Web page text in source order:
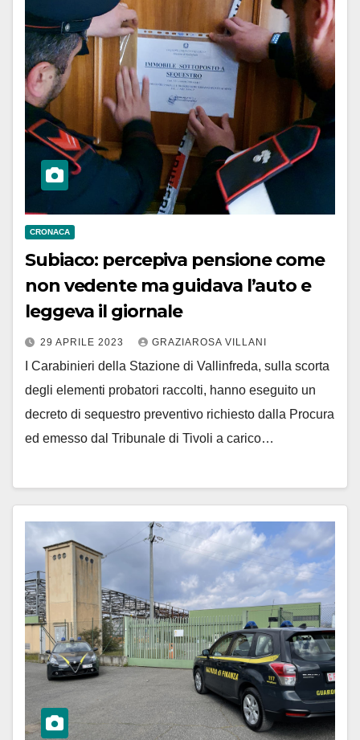
CRONACA
Subiaco: percepiva pensione come
non vedente ma guidava l’auto e
leggeva il giornale
29 APRILE 2023 GRAZIAROSA VILLANI
I Carabinieri della Stazione di Vallinfreda, sulla scorta
degli elementi probatori raccolti, hanno eseguito un
decreto di sequestro preventivo richiesto dalla Procura
ed emesso dal Tribunale di Tivoli a carico…